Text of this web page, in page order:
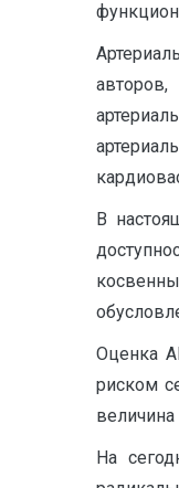
В
Оценка
риском
На